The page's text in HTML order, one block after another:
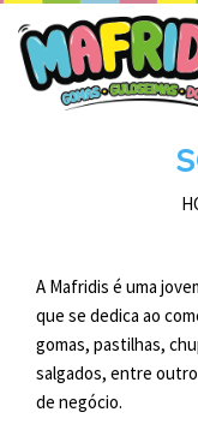
A Mafridis é uma
que se dedica ao
gomas, pastilhas,
salgados, entre
de negócio.